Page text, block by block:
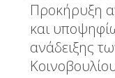
Προκήρυξη
και
ανάδειξης